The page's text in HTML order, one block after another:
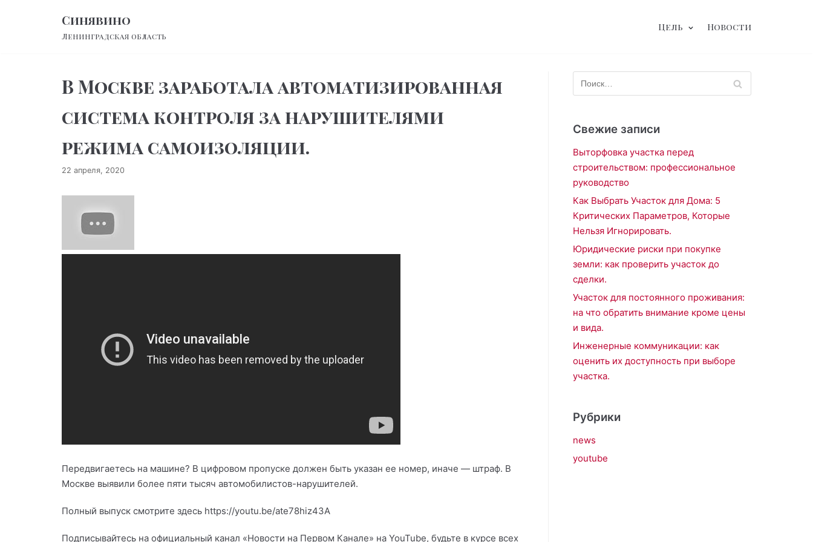
Синявино
Ленинградская область
Цель Новости
В Москве заработала автоматизированная
система контроля за нарушителями
режима самоизоляции.
22 апреля, 2020
Передвигаетесь на машине? В цифровом пропуске должен быть указан ее номер, иначе — штраф. В
Москве выявили более пяти тысяч автомобилистов-нарушителей.
Полный выпуск смотрите здесь https://youtu.be/ate78hiz43A
Подписывайтесь на официальный канал «Новости на Первом Канале» на YouTube, будьте в курсе всех
Свежие записи
Выторфовка участка перед
строительством: профессиональное
руководство
Как Выбрать Участок для Дома: 5
Критических Параметров, Которые
Нельзя Игнорировать.
Юридические риски при покупке
земли: как проверить участок до
сделки.
Участок для постоянного проживания:
на что обратить внимание кроме цены
и вида.
Инженерные коммуникации: как
оценить их доступность при выборе
участка.
Рубрики
news
youtube